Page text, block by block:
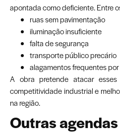
apontada como deficiente. Entre
ruas sem pavimentação
iluminação insuficiente
falta de segurança
transporte público precário
alagamentos frequentes
A obra pretende atacar
competitividade industrial e
na região.
Outras